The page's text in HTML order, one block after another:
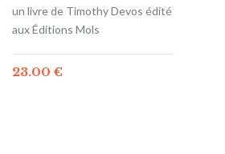
un livre de Timothy Devos édité
aux Éditions Mols
23.00 €